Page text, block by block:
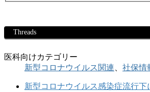
Threads
医科向けカテゴリー
新型コロナウイルス関連
社保情
新型コロナウイルス感染症流行下